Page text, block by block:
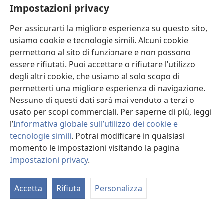
Impostazioni privacy
Per assicurarti la migliore esperienza su questo sito,
usiamo cookie e tecnologie simili. Alcuni cookie
permettono al sito di funzionare e non possono
essere rifiutati. Puoi accettare o rifiutare l’utilizzo
degli altri cookie, che usiamo al solo scopo di
permetterti una migliore esperienza di navigazione.
Nessuno di questi dati sarà mai venduto a terzi o
usato per scopi commerciali. Per saperne di più, leggi
l’Informativa globale sull’utilizzo dei cookie e
tecnologie simili. Potrai modificare in qualsiasi
momento le impostazioni visitando la pagina
Impostazioni privacy.
Accetta Rifiuta Personalizza
(apre
una
nuova
finestra)
BIBLIOTECA ONLINE Watchtower
(apre
una
nuova
finestra)
JW Hub
(apre
una
nuova
finestra)
JW Library
Watchtower Library®
Copyright© 2026 Watch Tower Bible and Tract Society of Pennsylvania.
CONDIZIONI D’USO| INFORMATIVA SULLA PRIVACY